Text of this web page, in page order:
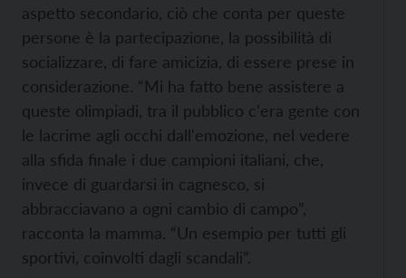
aspetto secondario, ciò che conta per queste
persone è la partecipazione, la possibilità di
socializzare, di fare amicizia, di essere prese in
considerazione. “Mi ha fatto bene assistere a
queste olimpiadi, tra il pubblico c'era gente con
le lacrime agli occhi dall'emozione, nel vedere
alla sfida finale i due campioni italiani, che,
invece di guardarsi in cagnesco, si
abbracciavano a ogni cambio di campo”,
racconta la mamma. “Un esempio per tutti gli
sportivi, coinvolti dagli scandali”.